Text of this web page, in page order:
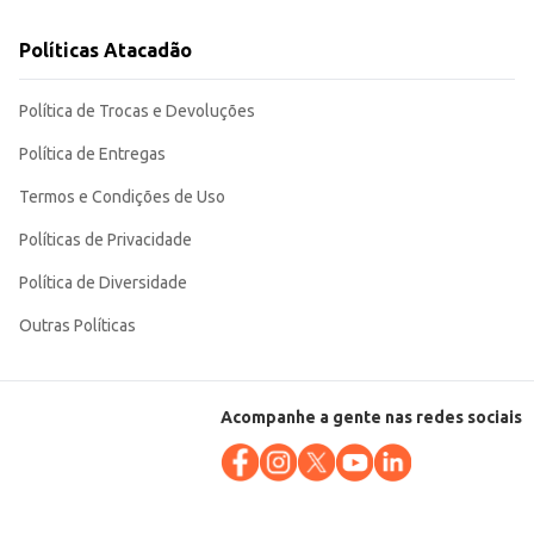
Políticas Atacadão
Política de Trocas e Devoluções
Política de Entregas
Termos e Condições de Uso
Políticas de Privacidade
Política de Diversidade
Outras Políticas
Acompanhe a gente nas redes sociais